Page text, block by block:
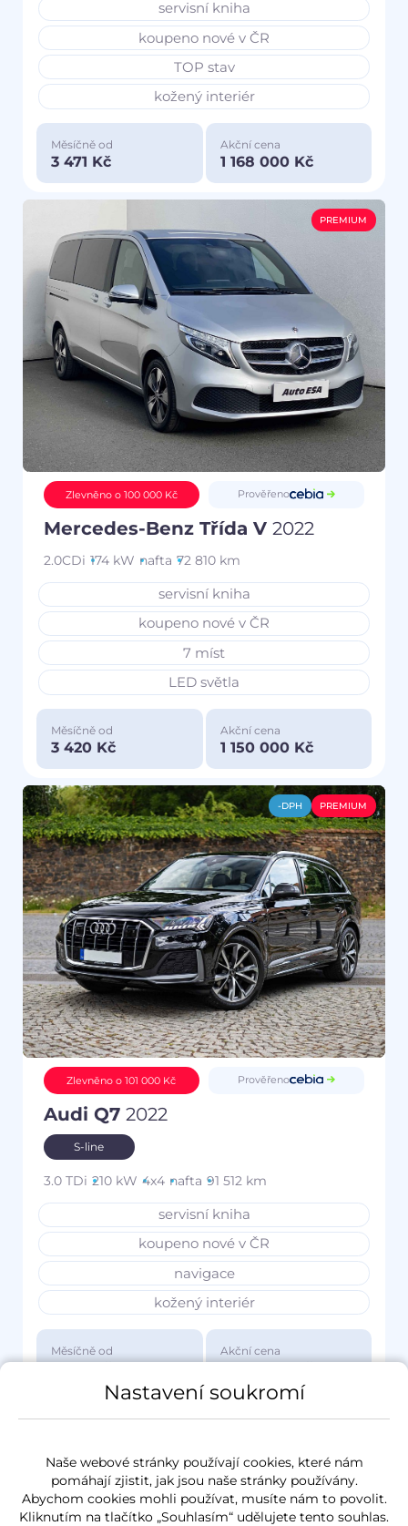
servisní kniha
koupeno nové v ČR
TOP stav
kožený interiér
Měsíčně od
3 471 Kč
Akční cena
1 168 000 Kč
PREMIUM
Zlevněno o 100 000 Kč Prověřeno
Mercedes-Benz Třída V 2022
2.0CDi 174 kW nafta 72 810 km
servisní kniha
koupeno nové v ČR
7 míst
LED světla
Měsíčně od
3 420 Kč
Akční cena
1 150 000 Kč
-DPH PREMIUM
Zlevněno o 101 000 Kč Prověřeno
Audi Q7 2022
S-line
3.0 TDi 210 kW 4x4 nafta 91 512 km
servisní kniha
koupeno nové v ČR
navigace
kožený interiér
Měsíčně od
3 417 Kč
Akční cena
1 149 000 Kč
Nastavení soukromí
Naše webové stránky používají cookies, které nám
pomáhají zjistit, jak jsou naše stránky používány.
Abychom cookies mohli používat, musíte nám to povolit.
Kliknutím na tlačítko „Souhlasím“ udělujete tento souhlas.